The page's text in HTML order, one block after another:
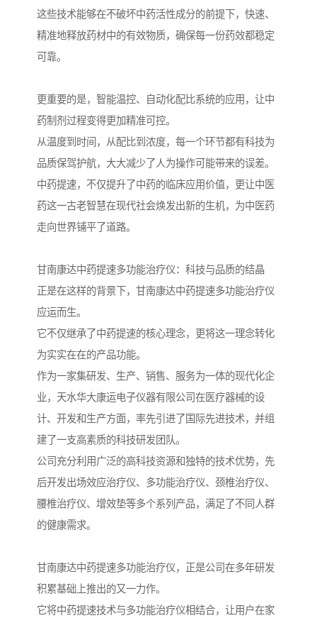
这些技术能够在不破坏中药活性成分的前提下，快速、
精准地释放药材中的有效物质，确保每一份药效都稳定
可靠。
更重要的是，智能温控、自动化配比系统的应用，让中
药制剂过程变得更加精准可控。
从温度到时间，从配比到浓度，每一个环节都有科技为
品质保驾护航，大大减少了人为操作可能带来的误差。
中药提速，不仅提升了中药的临床应用价值，更让中医
药这一古老智慧在现代社会焕发出新的生机，为中医药
走向世界铺平了道路。
甘南康达中药提速多功能治疗仪：科技与品质的结晶
正是在这样的背景下，甘南康达中药提速多功能治疗仪
应运而生。
它不仅继承了中药提速的核心理念，更将这一理念转化
为实实在在的产品功能。
作为一家集研发、生产、销售、服务为一体的现代化企
业，天水华大康运电子仪器有限公司在医疗器械的设
计、开发和生产方面，率先引进了国际先进技术，并组
建了一支高素质的科技研发团队。
公司充分利用广泛的高科技资源和独特的技术优势，先
后开发出场效应治疗仪、多功能治疗仪、颈椎治疗仪、
腰椎治疗仪、增效垫等多个系列产品，满足了不同人群
的健康需求。
甘南康达中药提速多功能治疗仪，正是公司在多年研发
积累基础上推出的又一力作。
它将中药提速技术与多功能治疗仪相结合，让用户在家